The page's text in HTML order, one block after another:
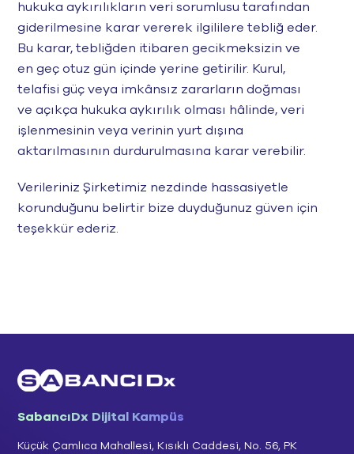
hukuka aykırılıkların veri sorumlusu tarafından
giderilmesine karar vererek ilgililere tebliğ eder.
Bu karar, tebliğden itibaren gecikmeksizin ve
en geç otuz gün içinde yerine getirilir. Kurul,
telafisi güç veya imkânsız zararların doğması
ve açıkça hukuka aykırılık olması hâlinde, veri
işlenmesinin veya verinin yurt dışına
aktarılmasının durdurulmasına karar verebilir.
Verileriniz Şirketimiz nezdinde hassasiyetle
korunduğunu belirtir bize duyduğunuz güven için
teşekkür ederiz.
SabancıDx Dijital Kampüs
Küçük Çamlıca Mahallesi, Kısıklı Caddesi, No. 56, PK